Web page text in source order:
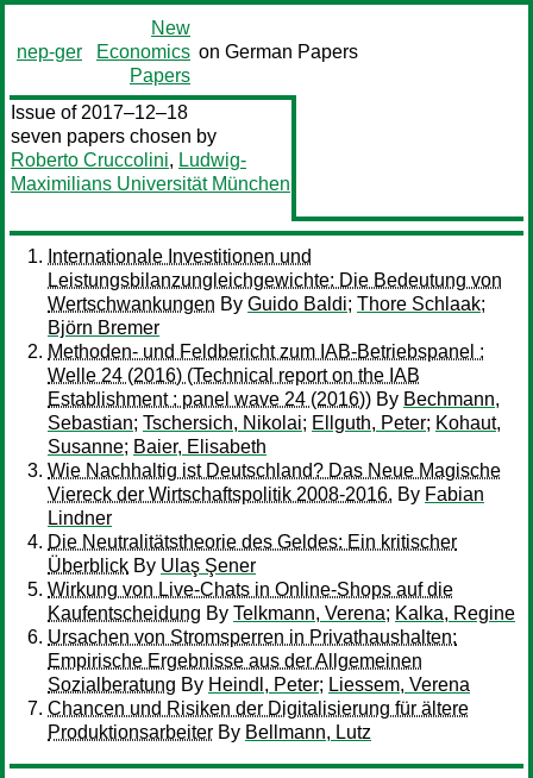
nep-ger
New
Economics
Papers
on German Papers
Issue of 2017–12–18
seven papers chosen by
Roberto Cruccolini, Ludwig-
Maximilians Universität München
Internationale Investitionen und
Leistungsbilanzungleichgewichte: Die Bedeutung von
Wertschwankungen By Guido Baldi; Thore Schlaak;
Björn Bremer
Methoden- und Feldbericht zum IAB-Betriebspanel :
Welle 24 (2016) (Technical report on the IAB
Establishment : panel wave 24 (2016)) By Bechmann,
Sebastian; Tschersich, Nikolai; Ellguth, Peter; Kohaut,
Susanne; Baier, Elisabeth
Wie Nachhaltig ist Deutschland? Das Neue Magische
Viereck der Wirtschaftspolitik 2008-2016. By Fabian
Lindner
Die Neutralitätstheorie des Geldes: Ein kritischer
Überblick By Ulaş Şener
Wirkung von Live-Chats in Online-Shops auf die
Kaufentscheidung By Telkmann, Verena; Kalka, Regine
Ursachen von Stromsperren in Privathaushalten:
Empirische Ergebnisse aus der Allgemeinen
Sozialberatung By Heindl, Peter; Liessem, Verena
Chancen und Risiken der Digitalisierung für ältere
Produktionsarbeiter By Bellmann, Lutz